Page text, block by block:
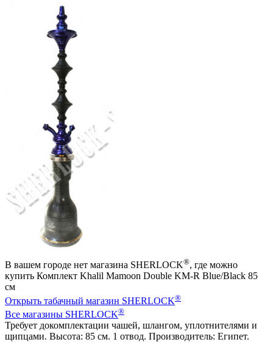
В вашем городе нет магазина SHERLOCK®, где можно
купить Комплект Khalil Mamoon Double KM-R Blue/Black 85
см
Открыть табачный магазин SHERLOCK®
Все магазины SHERLOCK®
Требует докомплектации чашей, шлангом, уплотнителями и
щипцами. Высота: 85 см. 1 отвод. Производитель: Египет.